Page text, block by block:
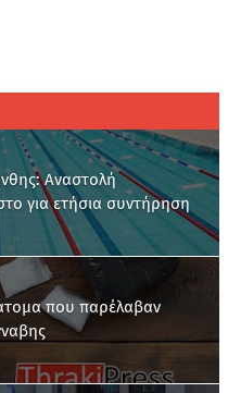
Αναστολή
για ετήσια συντήρηση
που παρέλαβαν